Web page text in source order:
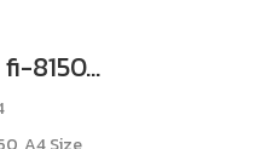
Ricoh Scanner fi-8150, A4 Size, Simplex 50 ppm, Duplex 100 ipm, ADF 100 Sheets, 600dpi, Support USB, Ethernet 10/100/1000Standard warranty 1 ปี Carry-in (Warranty 12 months after delivery date, return to base)